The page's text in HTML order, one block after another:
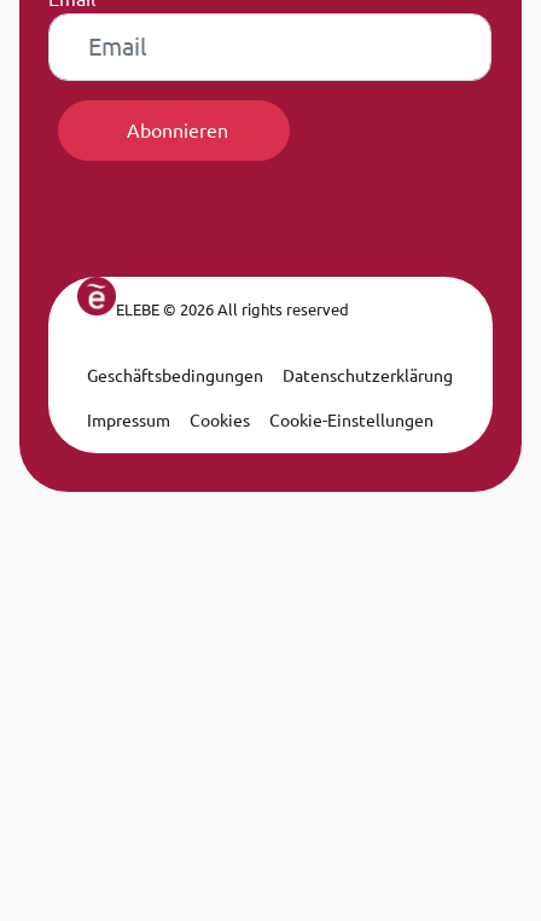
ELEBE © 2026 All rights reserved
Geschäftsbedingungen Datenschutzerklärung
Impressum Cookies Cookie-Einstellungen